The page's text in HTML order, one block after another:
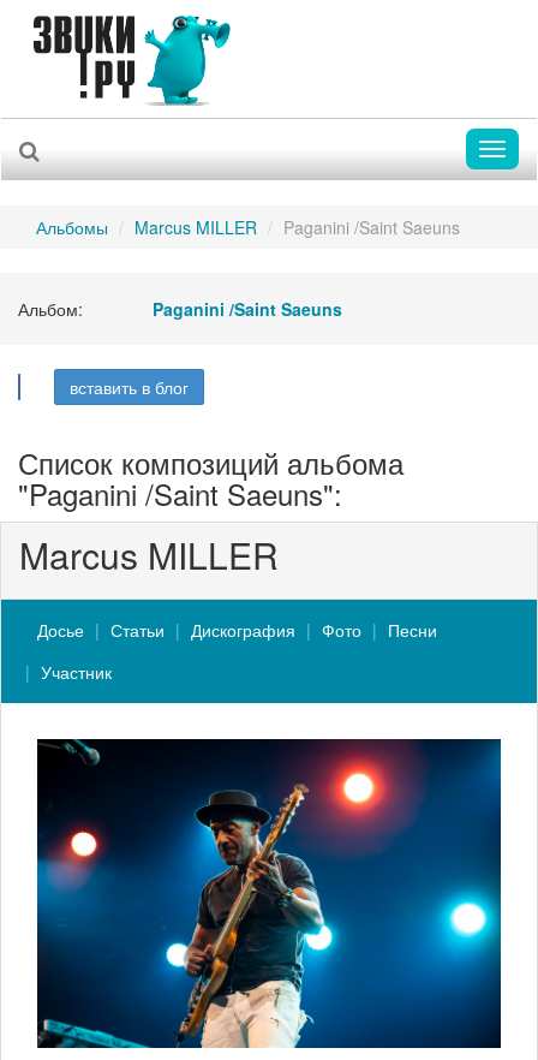
Альбомы Marcus MILLER Paganini /Saint Saeuns
Альбом: Paganini /Saint Saeuns
вставить в блог
Список композиций альбома
"Paganini /Saint Saeuns":
Marcus MILLER
Досье Статьи Дискография Фото
Песни
Участник